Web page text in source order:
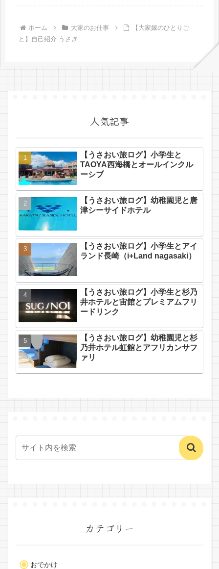
主義というか入居者と揉めた
くないという視点が強い上、
入居者に対してええかっこし
ホーム 大家のお仕事
【大家嫁のひとりご
と】自己紹介 うさぎ
人気記事
【うさおい旅ログ】小学生と
TAOYA西海橋とオールインクル
ーシブ
【うさおい旅ログ】幼稚園児と唐
津シーサイドホテル
【うさおい旅ログ】小学生とアイ
ランド長崎（i+Land nagasaki）
【うさおい旅ログ】小学生と杉乃
井ホテルと宙館とプレミアムフリ
ードリンク
【うさおい旅ログ】幼稚園児と杉
乃井ホテル虹館とアフリカンサフ
ァリ
カテゴリー
おでかけ